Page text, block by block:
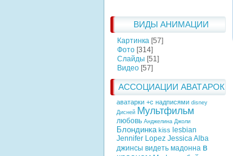
ВИДЫ АНИМАЦИИ
Картинка [57]
Фото [314]
Слайды [51]
Видео [57]
АССОЦИАЦИИ АВАТАРОК
аватарки +с надписями disney
Дисней Мультфильм
любовь Анджелина Джоли
Блондинка kiss lesbian
Jennifer Lopez Jessica Alba
джинсы видеть мадонна в